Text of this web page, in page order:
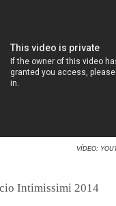
VÍDEO:
Intimissimi 2014